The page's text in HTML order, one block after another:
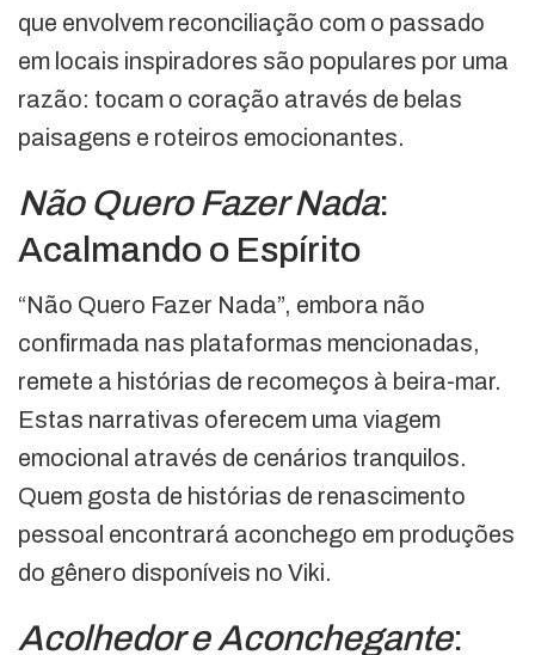
que envolvem reconciliação com o passado
em locais inspiradores são populares por uma
razão: tocam o coração através de belas
paisagens e roteiros emocionantes.
Não Quero Fazer Nada:
Acalmando o Espírito
“Não Quero Fazer Nada”, embora não
confirmada nas plataformas mencionadas,
remete a histórias de recomeços à beira-mar.
Estas narrativas oferecem uma viagem
emocional através de cenários tranquilos.
Quem gosta de histórias de renascimento
pessoal encontrará aconchego em produções
do gênero disponíveis no Viki.
Acolhedor e Aconchegante: